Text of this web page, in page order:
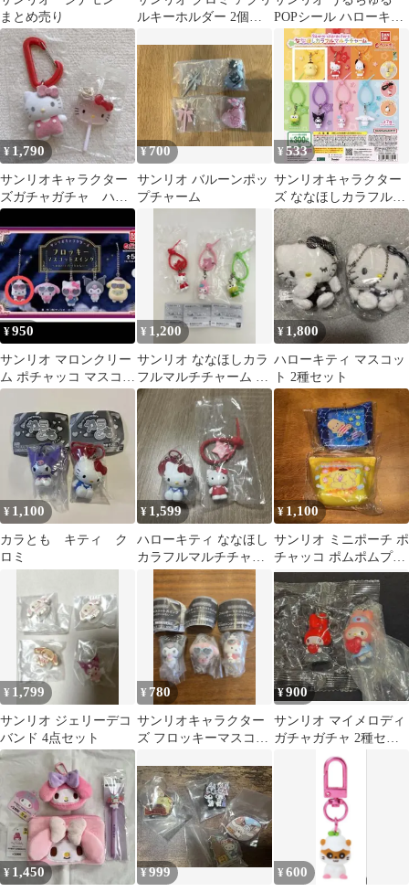
まとめ売り
ルキーホルダー 2個セ
POPシール ハローキテ
ィ シナモロール
¥ 1,790
サンリオキャラクター
ズガチャガチャ ハロ
ーキティセット
¥700
サンリオ バルーンポッ
プチャーム
¥533
サンリオキャラクター
ズ ななほしカラフルマ
ルチチャーム ポムポム
プリン
¥950
サンリオ マロンクリー
ム ポチャッコ マスコッ
ト 2点セット
¥ 1,200
サンリオ ななほしカラ
フルマルチチャーム ガ
チャ 3種セット
¥ 1,800
ハローキティ マスコッ
ト 2種セット
¥ 1,100
カラとも キティ ク
ロミ
¥ 1,599
ハローキティ ななほし
カラフルマルチチャー
ム カラともマスコット
サンリオ 2個
¥ 1,100
サンリオ ミニポーチ ポ
チャッコ ポムポムプリ
ン 2点セット
¥ 1,799
サンリオ ジェリーデコ
バンド 4点セット
¥ 780
サンリオキャラクター
ズ フロッキーマスコッ
¥900
サンリオ マイメロディ
ガチャガチャ 2種セッ
¥ 1,450 ¥999 ¥600